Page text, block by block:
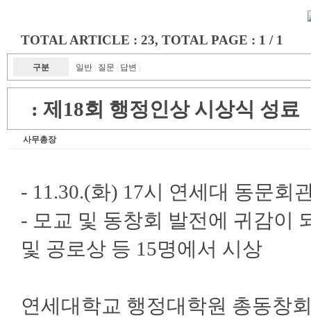
TOTAL ARTICLE : 23, TOTAL PAGE : 1 / 1
구분 일반 질문 답변
: 제18회 행정인상 시상식 성료
사무총장
- 11.30.(화) 17시 연세대 동문회
- 모교 및 동창회 발전에 귀감이
및 공로상 등 15명에서 시상
연세대학교 행정대학원 총동창